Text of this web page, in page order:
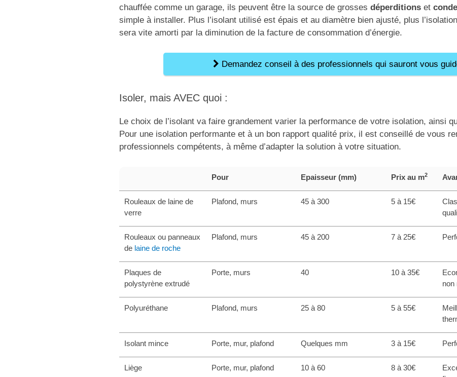
chauffée comme un garage, ils peuvent être la source de grosses déperditionset
simple à installer. Plus l’isolant utilisé est épais et au diamètre bien ajusté, plus
sera vite amorti par la diminution de la facture de consommation d’énergie.
Demandez conseil à des professionnels qui sauront vous
Isoler, mais AVEC quoi :
Le choix de l’isolant va faire grandement varier la performance de votre isolation, ainsi
Pour une isolation performante et à un bon rapport qualité prix, il est conseillé de vous
professionnels compétents, à même d’adapter la solution à votre situation.
Pour Epaisseur (mm) Prix au m2
Rouleaux de laine de
verre
Plafond, murs 45 à 300 5 à 15€
Rouleaux ou panneaux
de laine de roche
Plafond, murs 45 à 200 7 à 25€
Plaques de
polystyrène extrudé
Porte, murs 40 10 à 35€
non
Polyuréthane Plafond, murs 25 à 80 5 à 55€
Isolant mince Porte, mur, plafond Quelques mm 3 à 15€
Liège Porte, mur, plafond 10 à 60 8 à 30€